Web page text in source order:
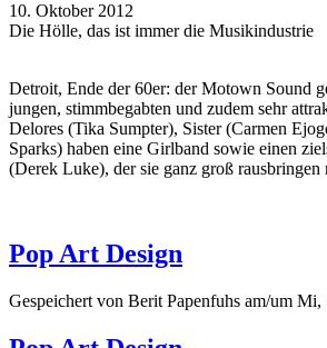
10. Oktober 2012
Die Hölle, das ist immer die Musikindustrie
Detroit, Ende der 60er: der Motown Sound
jungen, stimmbegabten und zudem sehr
Delores (Tika Sumpter), Sister (Carmen
Sparks) haben eine Girlband sowie einen
(Derek Luke), der sie ganz groß rausbringen
Pop Art Design
Gespeichert von Berit Papenfuhs am/um Mi,